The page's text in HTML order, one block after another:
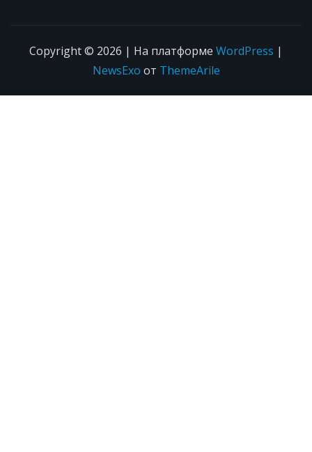
Copyright © 2026 | На платформе WordPress |
NewsExo от ThemeArile